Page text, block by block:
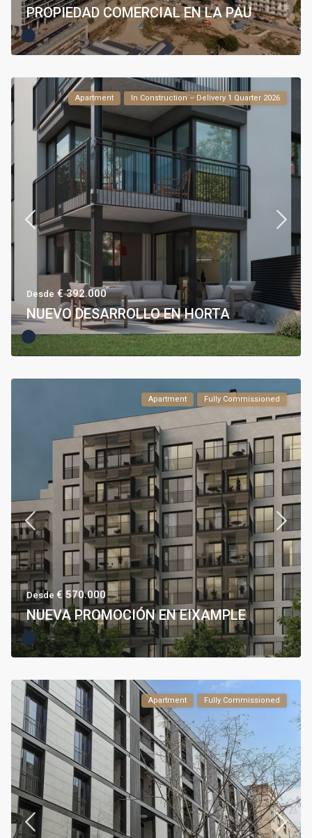
PROPIEDAD COMERCIAL EN LA PAU
Apartment In Construction – Delivery 1 Quarter 2026
Desde € 392.000
NUEVO DESARROLLO EN HORTA
Apartment Fully Commissioned
Desde€ 570.000
NUEVA PROMOCIÓN EN EIXAMPLE
Apartment Fully Commissioned